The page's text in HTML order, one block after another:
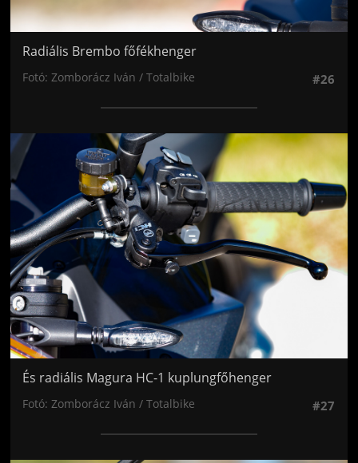
Radiális Brembo főfékhenger
Fotó: Zomborácz Iván / Totalbike #26
Jön még kép!
És radiális Magura HC-1 kuplungfőhenger
Fotó: Zomborácz Iván / Totalbike #27